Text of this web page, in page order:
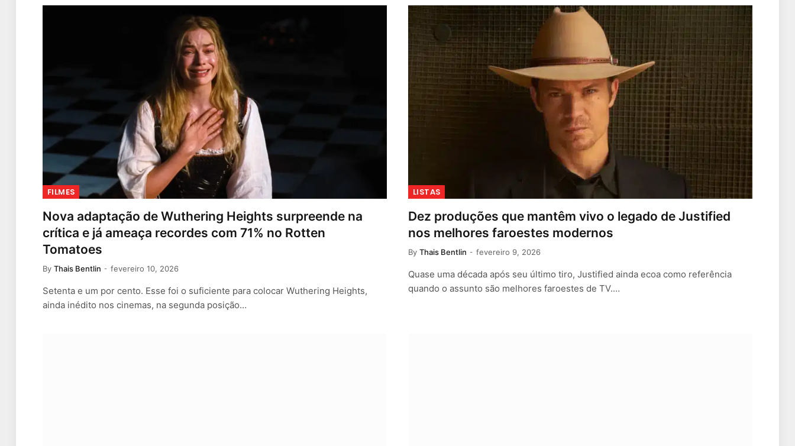
FILMES
Nova adaptação de Wuthering Heights surpreende na
crítica e já ameaça recordes com 71% no Rotten
Tomatoes
By Thais Bentlin fevereiro 10, 2026
Setenta e um por cento. Esse foi o suficiente para colocar Wuthering Heights,
ainda inédito nos cinemas, na segunda posição…
LISTAS
Dez produções que mantêm vivo o legado de Justified
nos melhores faroestes modernos
By Thais Bentlin fevereiro 9, 2026
Quase uma década após seu último tiro, Justified ainda ecoa como referência
quando o assunto são melhores faroestes de TV.…